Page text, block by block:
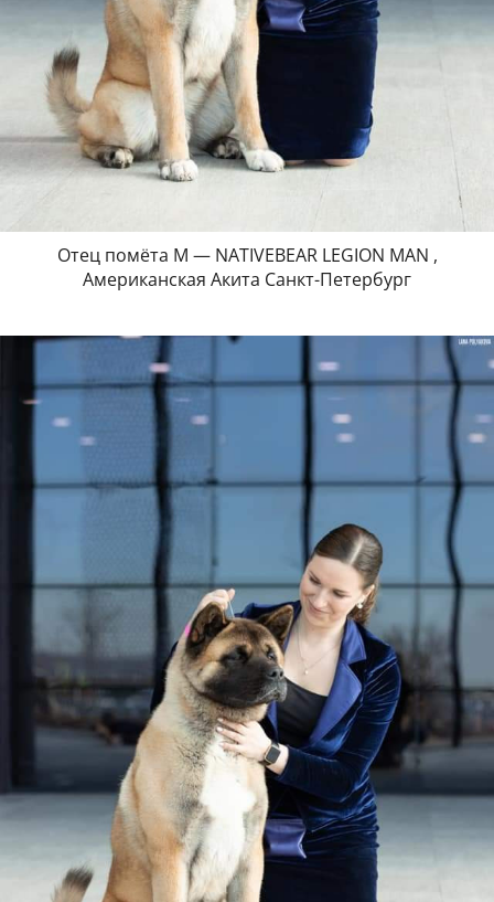
Отец помёта М — NATIVEBEAR LEGION MAN ,
Американская Акита Санкт-Петербург